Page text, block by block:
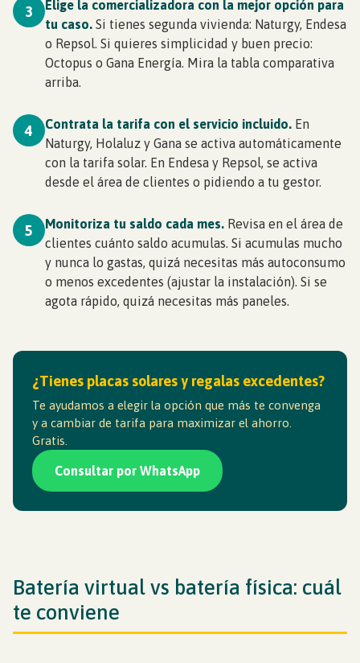
3
Elige la comercializadora con la mejor opción para
tu caso. Si tienes segunda vivienda: Naturgy, Endesa
o Repsol. Si quieres simplicidad y buen precio:
Octopus o Gana Energía. Mira la tabla comparativa
arriba.
4 Contrata la tarifa con el servicio incluido. En
Naturgy, Holaluz y Gana se activa automáticamente
con la tarifa solar. En Endesa y Repsol, se activa
desde el área de clientes o pidiendo a tu gestor.
5 Monitoriza tu saldo cada mes. Revisa en el área de
clientes cuánto saldo acumulas. Si acumulas mucho
y nunca lo gastas, quizá necesitas más autoconsumo
o menos excedentes (ajustar la instalación). Si se
agota rápido, quizá necesitas más paneles.
¿Tienes placas solares y regalas excedentes?
Te ayudamos a elegir la opción que más te convenga
y a cambiar de tarifa para maximizar el ahorro.
Gratis.
Consultar por WhatsApp
Batería virtual vs batería física: cuál
te conviene